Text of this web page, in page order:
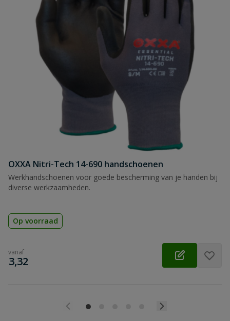
OXXA Nitri-Tech 14-690 handschoenen
Werkhandschoenen voor goede bescherming van je handen bij
diverse werkzaamheden.
Op voorraad
vanaf
€
3,32